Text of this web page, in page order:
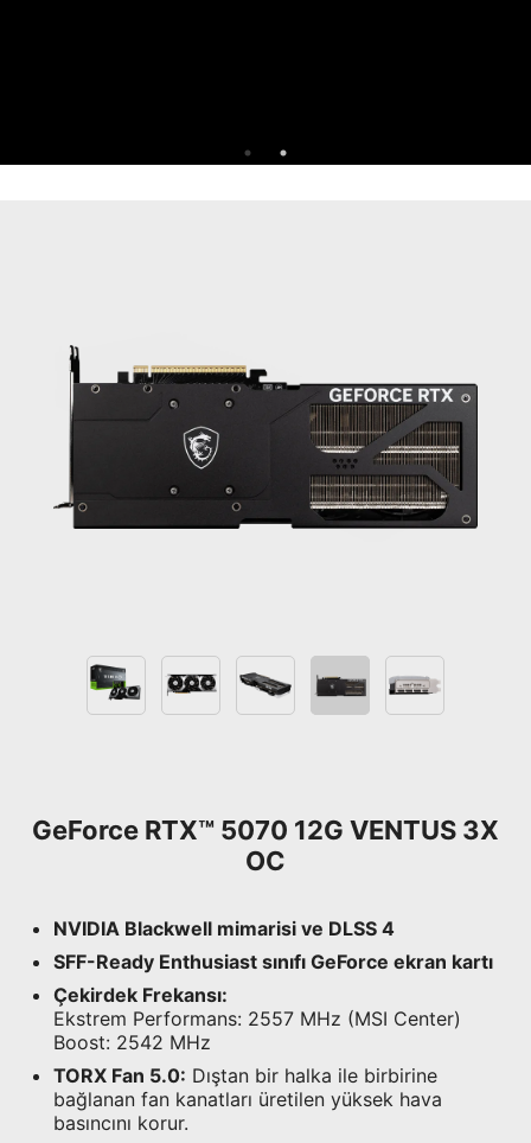
GeForce RTX™ 5070 12G VENTUS 3X
OC
NVIDIA Blackwell mimarisi ve DLSS 4
SFF-Ready Enthusiast sınıfı GeForce ekran kartı
Çekirdek Frekansı:
Ekstrem Performans: 2557 MHz (MSI Center)
Boost: 2542 MHz
TORX Fan 5.0: Dıştan bir halka ile birbirine
bağlanan fan kanatları üretilen yüksek hava
basıncını korur.